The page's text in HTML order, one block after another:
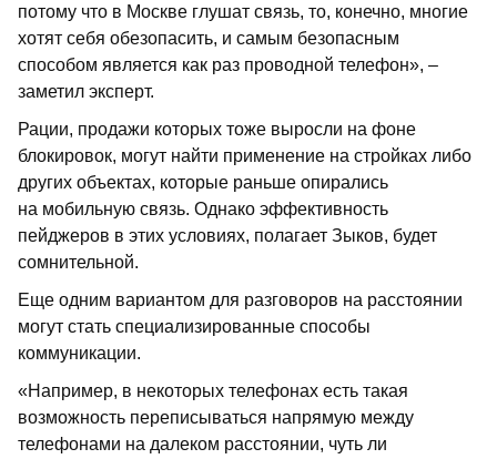
потому что в Москве глушат связь, то, конечно, многие
хотят себя обезопасить, и самым безопасным
способом является как раз проводной телефон», –
заметил эксперт.
Рации, продажи которых тоже выросли на фоне
блокировок, могут найти применение на стройках либо
других объектах, которые раньше опирались
на мобильную связь. Однако эффективность
пейджеров в этих условиях, полагает Зыков, будет
сомнительной.
Еще одним вариантом для разговоров на расстоянии
могут стать специализированные способы
коммуникации.
«Например, в некоторых телефонах есть такая
возможность переписываться напрямую между
телефонами на далеком расстоянии, чуть ли